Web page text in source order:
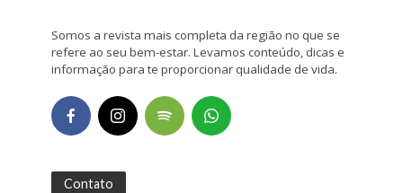
Somos a revista mais completa da região no que se
refere ao seu bem-estar. Levamos conteúdo, dicas e
informação para te proporcionar qualidade de vida.
Contato